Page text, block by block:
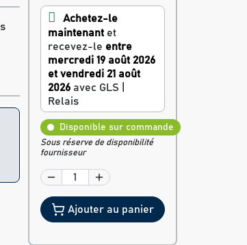
Achetez-le
maintenantet
recevez-le entre
mercredi 19 août 2026
et vendredi 21 août
2026 avec GLS |
Relais
Disponible sur commande
Sous réserve de disponibilité
fournisseur
Ajouter au panier